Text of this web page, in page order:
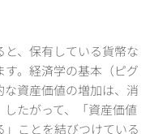
と、保有している貨幣な
す。経済学の基本（ピグ
資産価値の増加は、消
たがって、「資産価値
ことを結びつけている